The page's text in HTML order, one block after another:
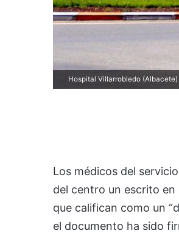
Hospital Villarrobledo (Albacete)
Los médicos del
del centro un escrito en
que califican como un
el documento ha sido